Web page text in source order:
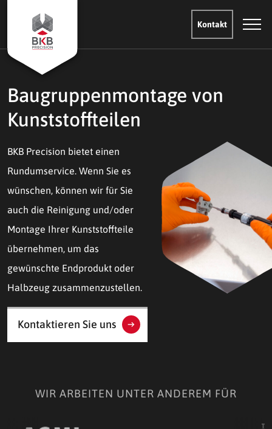
Kontakt
Baugruppenmontage von
Kunststoffteilen
BKB Precision bietet einen
Rundumservice. Wenn Sie es
wünschen, können wir für Sie
auch die Reinigung und/oder
Montage Ihrer Kunststoffteile
übernehmen, um das
gewünschte Endprodukt oder
Halbzeug zusammenzustellen.
Kontaktieren Sie uns
WIR ARBEITEN UNTER ANDEREM FÜR